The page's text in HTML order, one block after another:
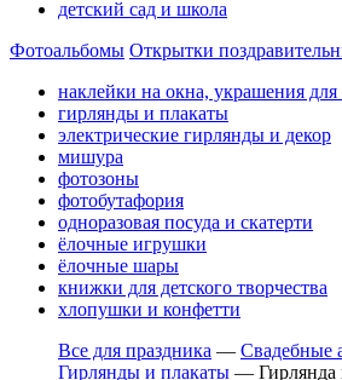
детский сад и школа
Фотоальбомы Открытки
наклейки на окна, украшения для
гирлянды и плакаты
электрические гирлянды и декор
мишура
фотозоны
фотобутафория
одноразовая посуда и скатерти
ёлочные игрушки
ёлочные шары
книжки для детского творчества
хлопушки и конфетти
Все для праздника — Свадебные
Гирлянды и плакаты — Гирлянда